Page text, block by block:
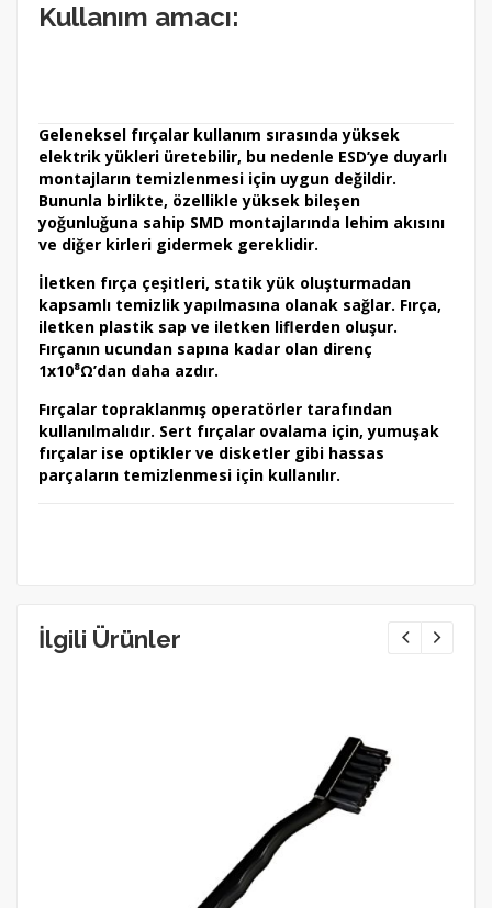
Kullanım amacı:
Geleneksel fırçalar kullanım sırasında yüksek
elektrik yükleri üretebilir, bu nedenle ESD’ye duyarlı
montajların temizlenmesi için uygun değildir.
Bununla birlikte, özellikle yüksek bileşen
yoğunluğuna sahip SMD montajlarında lehim akısını
ve diğer kirleri gidermek gereklidir.
İletken fırça çeşitleri, statik yük oluşturmadan
kapsamlı temizlik yapılmasına olanak sağlar. Fırça,
iletken plastik sap ve iletken liflerden oluşur.
Fırçanın ucundan sapına kadar olan direnç
1x10⁸Ω’dan daha azdır.
Fırçalar topraklanmış operatörler tarafından
kullanılmalıdır. Sert fırçalar ovalama için, yumuşak
fırçalar ise optikler ve disketler gibi hassas
parçaların temizlenmesi için kullanılır.
İlgili Ürünler